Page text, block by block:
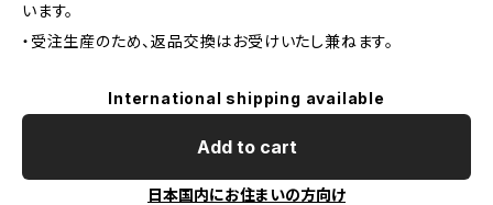
います。
・受注生産のため、返品交換はお受けいたし兼ねます。
International shipping available
Add to cart
日本国内にお住まいの方向け